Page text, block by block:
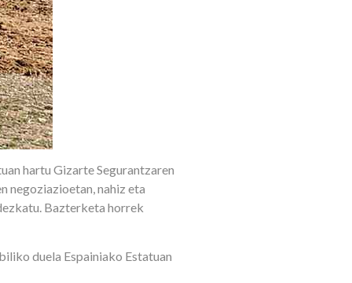
hartu Gizarte Segurantzaren
negoziazioetan, nahiz eta
Bazterketa horrek
duela Espainiako Estatuan